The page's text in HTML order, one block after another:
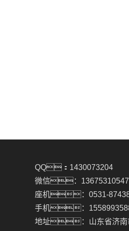
QQ：1430073204
微信：13675310547
座机：0531-
手机：
地址：山东省济南